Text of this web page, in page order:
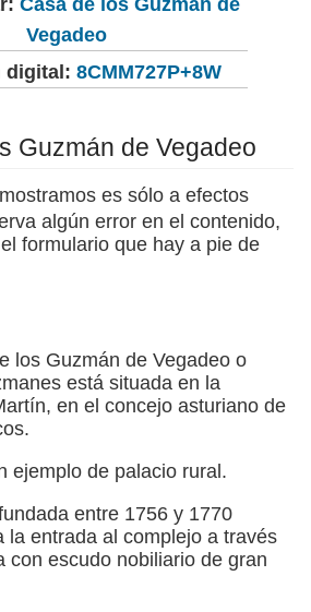
Vegadeo
digital: 8CMM727P+8W
Guzmán de Vegadeo
es sólo a efectos
algún error en el contenido,
formulario que hay a pie de
los Guzmán de Vegadeo o
está situada en la
en el concejo asturiano de
ejemplo de palacio rural.
entre 1756 y 1770
la entrada al complejo a través
con escudo nobiliario de gran